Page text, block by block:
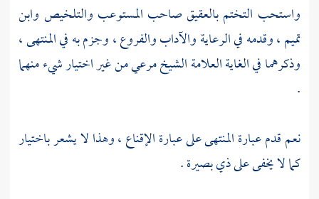
واستحب التختم بالعقيق صاحب المستوعب والتلخيص وابن
تميم، وقدمه في الرعاية والآداب والفروع ، وجزم به في المنتهى ،
وذكرهما في الغاية العلامةالشيخ مرعيمن غير اختيار شيء منهما
.
نعم قدم عبارة المنتهى على عبارة الإقناع ، وهذا لا يشعر باختيار
كما لا يخفى على ذي بصيرة .